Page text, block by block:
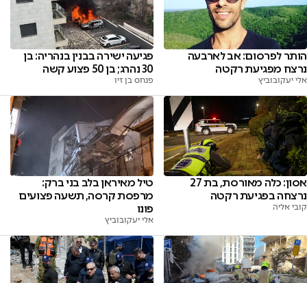
הותר לפרסום: אב לארבעה
נרצח מפגיעת רקטה
אלי יעקובוביץ
פגיעה ישירה בבנין בנהריה: בן
30 נהרג; בן 50 פצוע קשה
פנחס בן זיו
אסון: כלה מאורסת, בת 27
נרצחה בפגיעת רקטה
קובי אליה
טיל מאיראן בלב בני ברק:
מרפסת קרסה, תשעה פצועים
פונו
אלי יעקובוביץ